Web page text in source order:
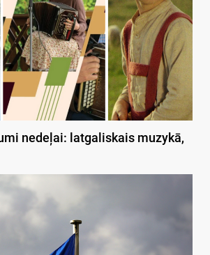
nedeļai: latgaliskais muzykā,